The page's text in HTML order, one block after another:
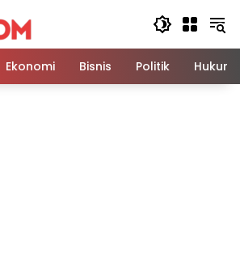
Ekonomi Bisnis Politik Hukum